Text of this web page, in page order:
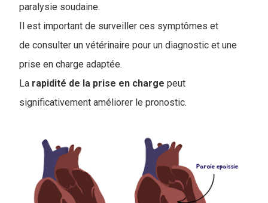
paralysie soudaine.
Il est important de surveiller ces symptômes et
de consulter un vétérinaire pour un diagnostic et une
prise en charge adaptée.
La rapidité de la prise en charge peut
significativement améliorer le pronostic.